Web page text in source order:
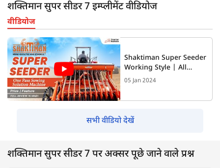
शक्तिमान सुपर सीडर 7 इम्प्लीमेंट वीडियोज
वीडियोज
Shaktiman Super Seeder
Working Style | All
Details | Full Review
05 Jan 2024
सभी वीडियो देखें
शक्तिमान सुपर सीडर 7 पर अक्सर पूछे जाने वाले प्रश्न